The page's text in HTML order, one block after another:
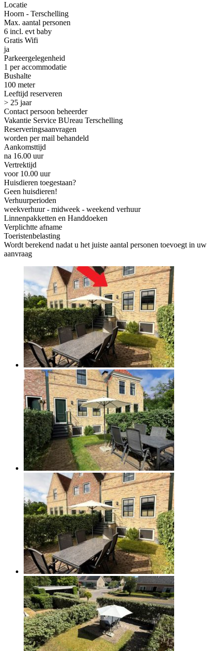
Locatie
Hoorn - Terschelling
Max. aantal personen
6 incl. evt baby
Gratis Wifi
ja
Parkeergelegenheid
1 per accommodatie
Bushalte
100 meter
Leeftijd reserveren
> 25 jaar
Contact persoon beheerder
Vakantie Service BUreau Terschelling
Reserveringsaanvragen
worden per mail behandeld
Aankomsttijd
na 16.00 uur
Vertrektijd
voor 10.00 uur
Huisdieren toegestaan?
Geen huisdieren!
Verhuurperioden
weekverhuur - midweek - weekend verhuur
Linnenpakketten en Handdoeken
Verplichtte afname
Toeristenbelasting
Wordt berekend nadat u het juiste aantal personen toevoegt in uw
aanvraag